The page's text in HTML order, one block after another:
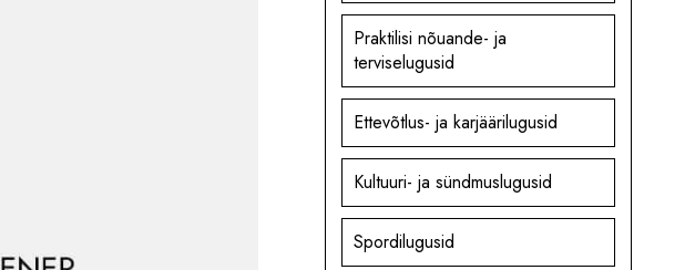
Praktilisi nõuande- ja
terviselugusid
Ettevõtlus- ja karjäärilugusid
Kultuuri- ja sündmuslugusid
Spordilugusid